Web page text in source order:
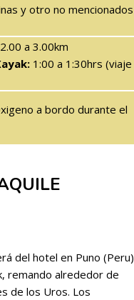
y otro no mencionados
2.00 a 3.00km
1:00 a 1:30hrs (viaje
a bordo durante el
del hotel en Puno (Peru)
remando alrededor de
de los Uros. Los